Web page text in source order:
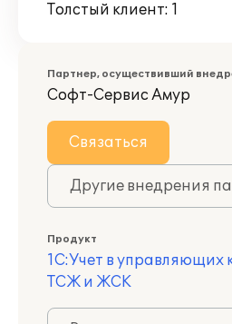
Толстый клиент: 1
Партнер, осуществивший
Софт-Сервис Амур
Связаться
Другие внедрения
Продукт
1С:Учет в
ТСЖ и ЖСК